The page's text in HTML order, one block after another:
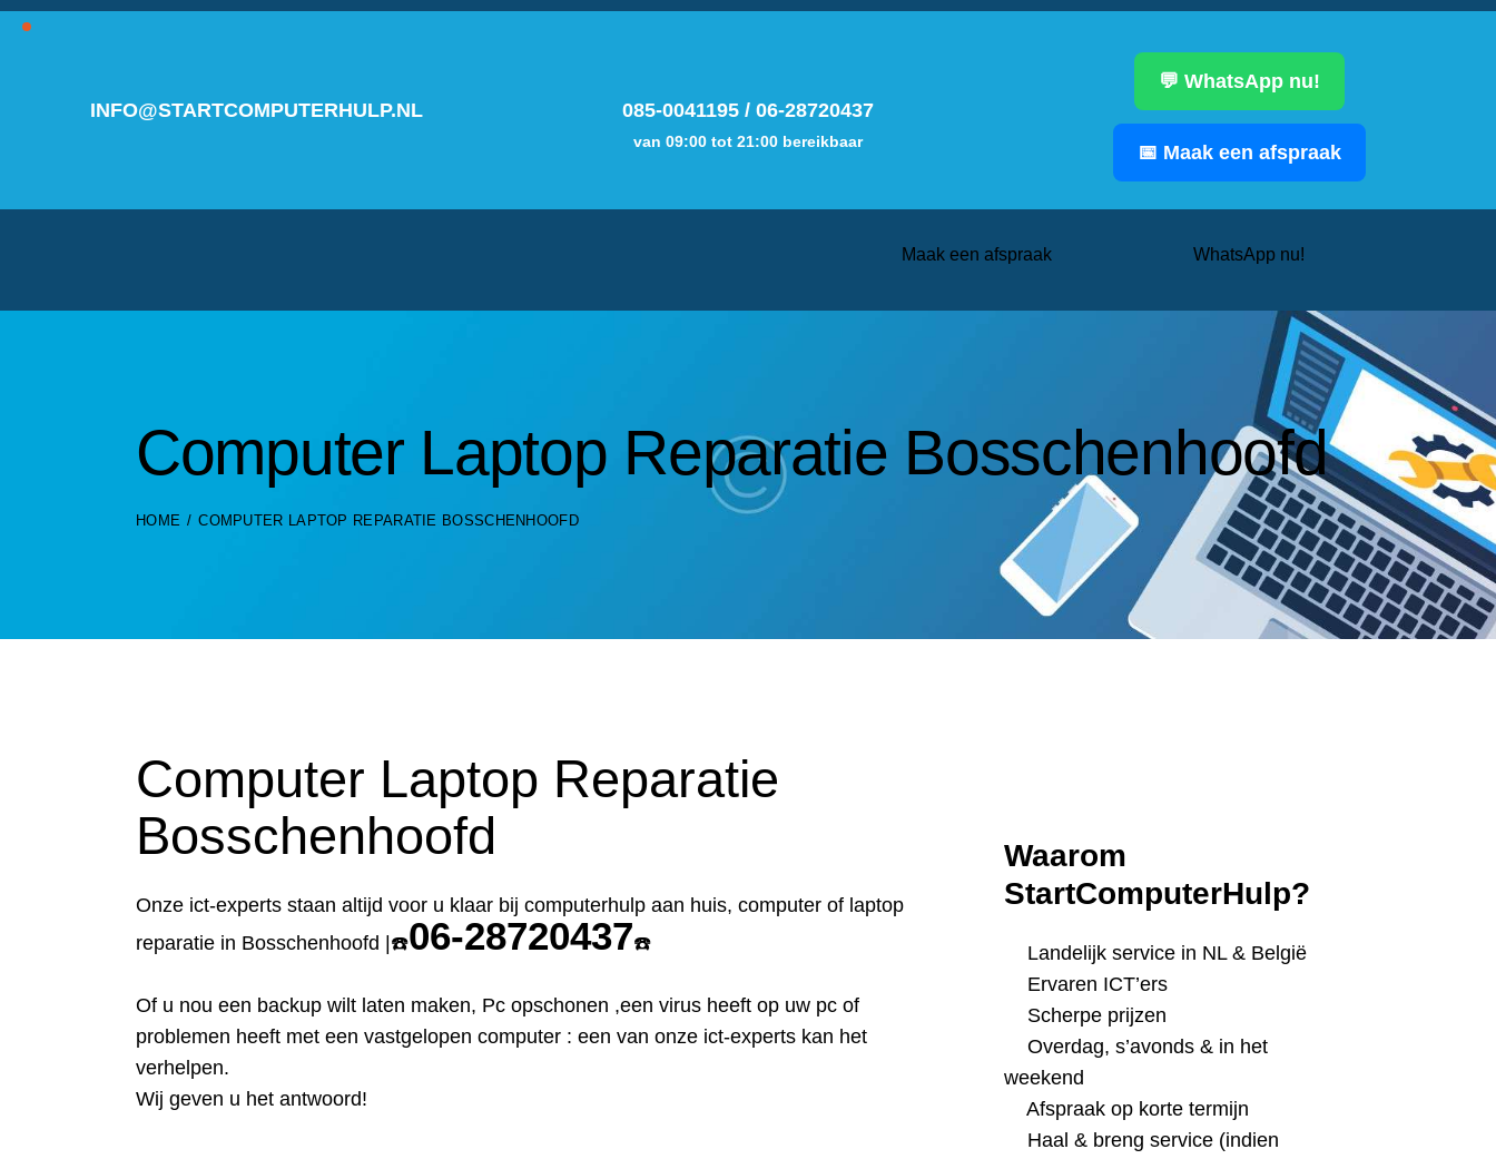
INFO@STARTCOMPUTERHULP.NL 085-0041195/ 06-28720437
van 09:00 tot 21:00 bereikbaar
💬 WhatsApp nu!
📅 Maak een afspraak
Maak een afspraak WhatsApp nu!
Computer Laptop Reparatie Bosschenhoofd
HOME COMPUTER LAPTOP REPARATIE BOSSCHENHOOFD
Computer Laptop Reparatie
Bosschenhoofd
Onze ict-experts staan altijd voor u klaar bij computerhulp aan huis, computer of laptop
reparatie in Bosschenhoofd |☎️06-28720437☎️
Of u nou een backup wilt laten maken, Pc opschonen ,een virus heeft op uw pc of
problemen heeft met een vastgelopen computer : een van onze ict-experts kan het
verhelpen.
Wij geven u het antwoord!
Waarom
StartComputerHulp?
Landelijk service in NL & België
Ervaren ICT’ers
Scherpe prijzen
Overdag, s’avonds & in het
weekend
Afspraak op korte termijn
Haal & breng service (indien